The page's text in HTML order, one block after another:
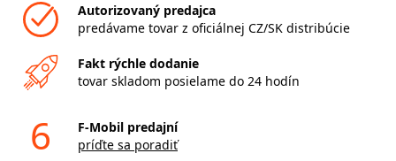
Autorizovaný predajca
predávame tovar z oficiálnej CZ/SK distribúcie
Fakt rýchle dodanie
tovar skladom posielame do 24 hodín
6
F-Mobil predajní
príďte sa poradiť